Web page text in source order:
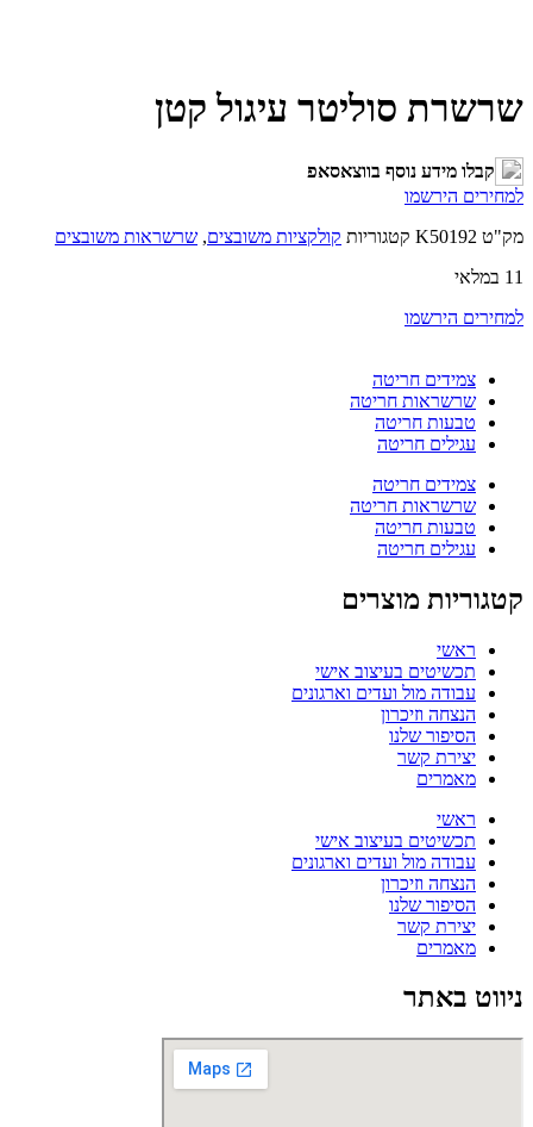
שרשרת סוליטר עיגול קטן
קבלו מידע נוסף בווצאסאפ
למחירים הירשמו
מק"ט K50192 קטגוריות קולקציות משובצים, שרשראות משובצים
11 במלאי
למחירים הירשמו
צמידים חריטה
שרשראות חריטה
טבעות חריטה
עגילים חריטה
צמידים חריטה
שרשראות חריטה
טבעות חריטה
עגילים חריטה
קטגוריות מוצרים
ראשי
תכשיטים בעיצוב אישי
עבודה מול ועדים וארגונים
הנצחה וזיכרון
הסיפור שלנו
יצירת קשר
מאמרים
ראשי
תכשיטים בעיצוב אישי
עבודה מול ועדים וארגונים
הנצחה וזיכרון
הסיפור שלנו
יצירת קשר
מאמרים
ניווט באתר